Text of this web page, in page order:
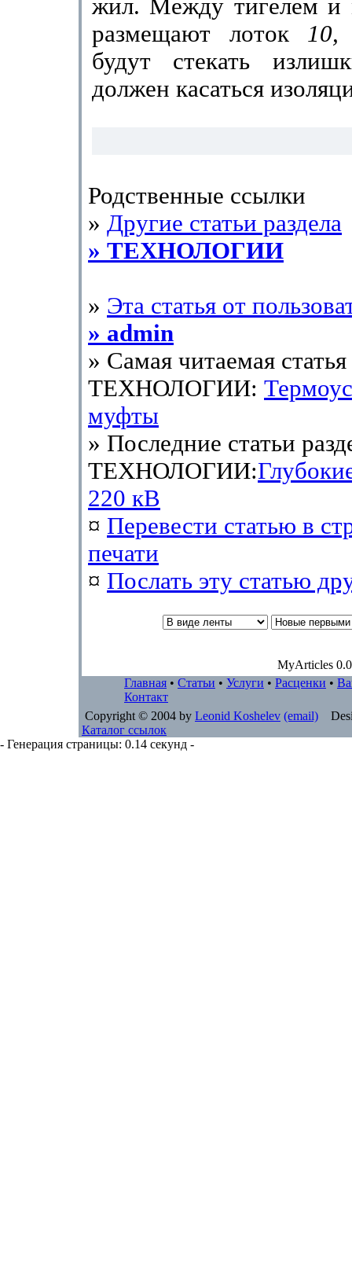
жил. Между тигелем и
размещают лоток
будут стекать
должен касаться
Родственные ссылки
» Другие статьи раздела
» ТЕХНОЛОГИИ
» Эта статья от
» admin
» Самая читаемая статья
ТЕХНОЛОГИИ:
муфты
» Последние статьи
ТЕХНОЛОГИИ:
220 кВ
¤ Перевести статью в
печати
¤ Послать эту cтатью
MyArticles
Главная • Статьи • Услуги • Расценки •
Контакт
Copyright © 2004 by Leonid Koshelev (email)
Каталог ссылок
- Генерация страницы: 0.14 секунд -